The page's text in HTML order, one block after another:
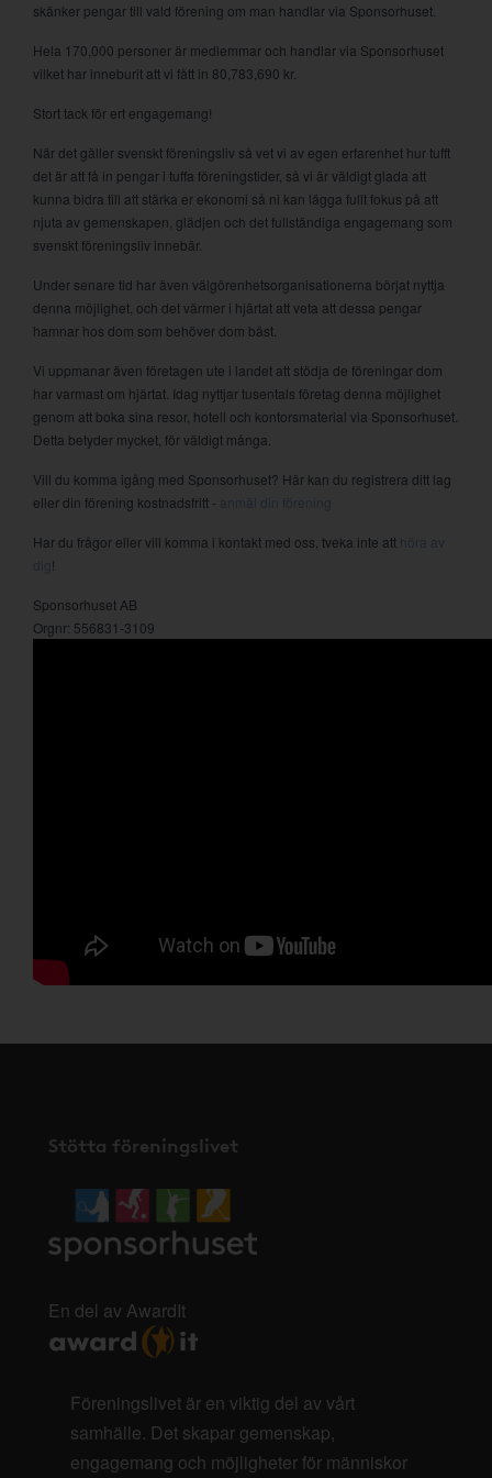
skänker pengar till vald förening om man handlar via Sponsorhuset.
Hela 170,000 personer är medlemmar och handlar via Sponsorhuset
vilket har inneburit att vi fått in 80,783,690 kr.
Stort tack för ert engagemang!
När det gäller svenskt föreningsliv så vet vi av egen erfarenhet hur tufft
det är att få in pengar i tuffa föreningstider, så vi är väldigt glada att
kunna bidra till att stärka er ekonomi så ni kan lägga fullt fokus på att
njuta av gemenskapen, glädjen och det fullständiga engagemang som
svenskt föreningsliv innebär.
Under senare tid har även välgörenhetsorganisationerna börjat nyttja
denna möjlighet, och det värmer i hjärtat att veta att dessa pengar
hamnar hos dom som behöver dom bäst.
Vi uppmanar även företagen ute i landet att stödja de föreningar dom
har varmast om hjärtat. Idag nyttjar tusentals företag denna möjlighet
genom att boka sina resor, hotell och kontorsmaterial via Sponsorhuset.
Detta betyder mycket, för väldigt många.
Vill du komma igång med Sponsorhuset? Här kan du registrera ditt lag
eller din förening kostnadsfritt -
anmäl din förening
Har du frågor eller vill komma i kontakt med oss, tveka inte att höra av
!
Sponsorhuset AB
Orgnr: 556831-3109
Stötta föreningslivet
En del av AwardIt
Föreningslivet är en viktig del av vårt
samhälle. Det skapar gemenskap,
engagemang och möjligheter för människor